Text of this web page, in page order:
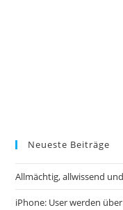
Neueste Beiträge
Allmächtig, allwissend
iPhone: User werden